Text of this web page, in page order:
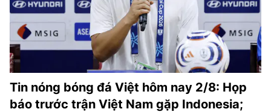
Tin nóng bóng đá Việt hôm nay 2/8: Họp
báo trước trận Việt Nam gặp Indonesia;